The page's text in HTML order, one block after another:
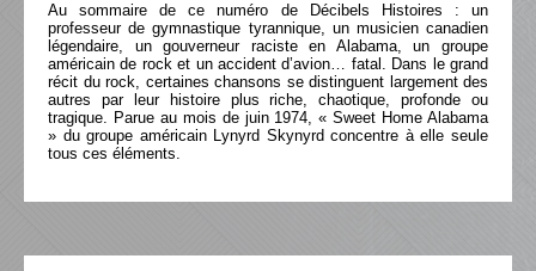
Au sommaire de ce numéro de Décibels Histoires : un
professeur de gymnastique tyrannique, un musicien canadien
légendaire, un gouverneur raciste en Alabama, un groupe
américain de rock et un accident d’avion… fatal. Dans le grand
récit du rock, certaines chansons se distinguent largement des
autres par leur histoire plus riche, chaotique, profonde ou
tragique. Parue au mois de juin 1974, « Sweet Home Alabama
» du groupe américain Lynyrd Skynyrd concentre à elle seule
tous ces éléments.